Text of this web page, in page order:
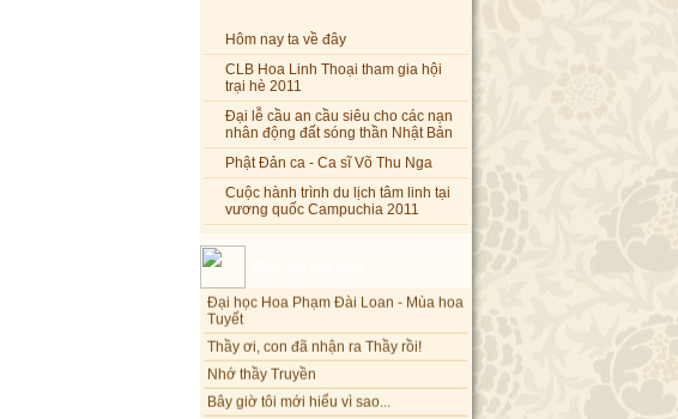
Hôm nay ta về đây
CLB Hoa Linh Thoại tham gia hội
trại hè 2011
Đại lễ cầu an cầu siêu cho các nạn
nhân động đất sóng thần Nhật Bản
Phật Đản ca - Ca sĩ Võ Thu Nga
Cuộc hành trình du lịch tâm linh tại
vương quốc Campuchia 2011
Tuyết
Thầy ơi, con đã nhận ra Thầy rồi!
Nhớ thầy Truyền
Bây giờ tôi mới hiểu vì sao...
Hoa tháng Năm